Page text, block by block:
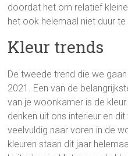
doordat het om relatief
het ook helemaal niet duur te
Kleur trends
De tweede trend die we
2021. Een van de
van je woonkamer is de
denken uit ons interieur en
veelvuldig naar voren in de
kleuren staan dit jaar